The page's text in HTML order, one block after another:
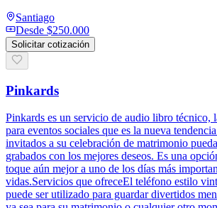
Santiago
Desde $250.000
Solicitar cotización
Pinkards
Pinkards es un servicio de audio libro técnico,
para eventos sociales que es la nueva
invitados a su celebración de matrimonio
grabados con los mejores deseos. Es una
toque aún mejor a uno de los días más
vidas.Servicios que ofreceEl teléfono estilo
puede ser utilizado para guardar divertidos